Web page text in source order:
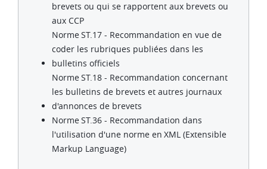
brevets ou qui se rapportent aux brevets ou
aux CCP
Norme ST.17 - Recommandation en vue de
coder les rubriques publiées dans les
bulletins officiels
Norme ST.18 - Recommandation concernant
les bulletins de brevets et autres journaux
d'annonces de brevets
Norme ST.36 - Recommandation dans
l'utilisation d'une norme en XML (Extensible
Markup Language)